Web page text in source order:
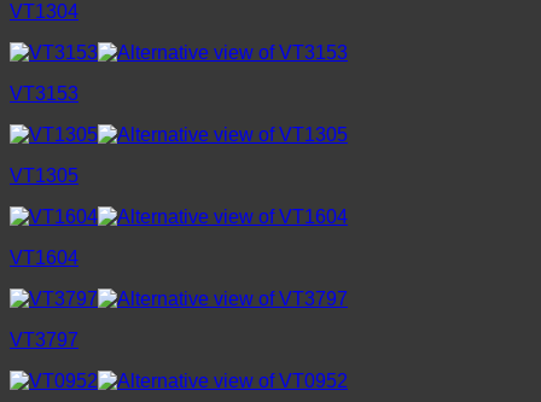
VT1304
VT3153
VT1305
VT1604
VT3797